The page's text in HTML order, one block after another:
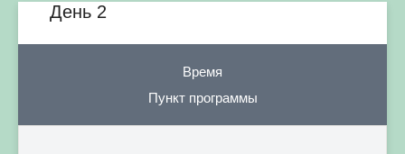
День 2
Время
Пункт программы